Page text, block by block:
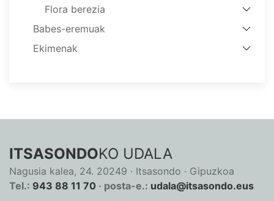
Flora berezia
Babes-eremuak
Ekimenak
ITSASONDOKO UDALA
Nagusia kalea, 24. 20249 · Itsasondo · Gipuzkoa
Tel.: 943 88 11 70 · posta-e.: udala@itsasondo.eus